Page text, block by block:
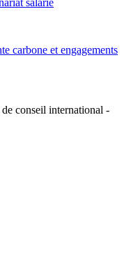
carbone et engagements
conseil international -